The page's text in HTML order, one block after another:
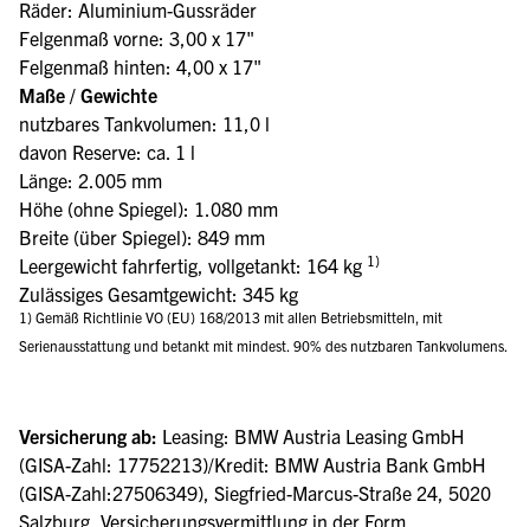
Räder: Aluminium-Gussräder
Felgenmaß vorne: 3,00 x 17"
Felgenmaß hinten: 4,00 x 17"
Maße / Gewichte
nutzbares Tankvolumen: 11,0 l
davon Reserve: ca. 1 l
Länge: 2.005 mm
Höhe (ohne Spiegel): 1.080 mm
Breite (über Spiegel): 849 mm
Leergewicht fahrfertig, vollgetankt: 164 kg 1)
Zulässiges Gesamtgewicht: 345 kg
1) Gemäß Richtlinie VO (EU) 168/2013 mit allen Betriebsmitteln, mit
Serienausstattung und betankt mit mindest. 90% des nutzbaren Tankvolumens.
Versicherung ab: Leasing: BMW Austria Leasing GmbH
(GISA-Zahl: 17752213)/Kredit: BMW Austria Bank GmbH
(GISA-Zahl:27506349), Siegfried-Marcus-Straße 24, 5020
Salzburg, Versicherungsvermittlung in der Form